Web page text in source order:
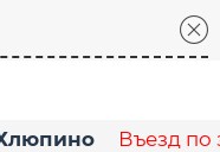
Въезд по